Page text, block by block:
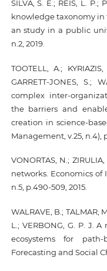
SILVA, S. E.; REIS, L. P.;
knowledge taxonomy in
an study in a public
n.2, 2019.
TOOTELL, A.;
GARRETT-JONES, S.;
complex inter-
the barriers and
creation in science-
Management, v.25, n.4),
VONORTAS, N.;
networks. Economics of
n.5, p.490-509, 2015.
WALRAVE, B.; TALMAR,
L.; VERBONG, G. P. J.
ecosystems for path-
Forecasting and Social